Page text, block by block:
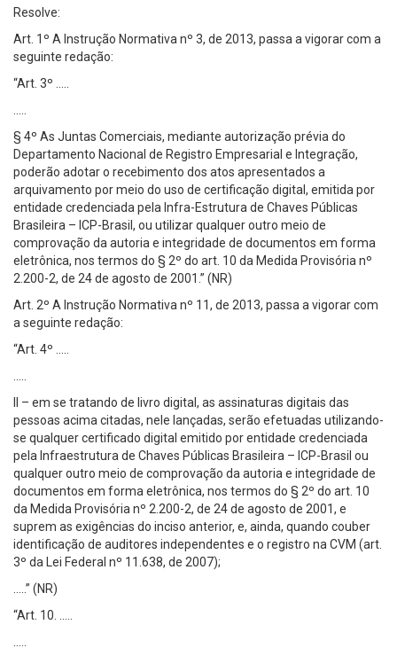
Resolve:
Art. 1º A Instrução Normativa nº 3, de 2013, passa a vigorar com a
seguinte redação:
“Art. 3º …..
§ 4º As Juntas Comerciais, mediante autorização prévia do
Departamento Nacional de Registro Empresarial e Integração,
poderão adotar o recebimento dos atos apresentados a
arquivamento por meio do uso de certificação digital, emitida por
entidade credenciada pela Infra-Estrutura de Chaves Públicas
Brasileira – ICP-Brasil, ou utilizar qualquer outro meio de
comprovação da autoria e integridade de documentos em forma
eletrônica, nos termos do § 2º do art. 10 da Medida Provisória nº
2.200-2, de 24 de agosto de 2001.” (NR)
Art. 2º A Instrução Normativa nº 11, de 2013, passa a vigorar com
a seguinte redação:
“Art. 4º …..
II – em se tratando de livro digital, as assinaturas digitais das
pessoas acima citadas, nele lançadas, serão efetuadas utilizando-
se qualquer certificado digital emitido por entidade credenciada
pela Infraestrutura de Chaves Públicas Brasileira – ICP-Brasil ou
qualquer outro meio de comprovação da autoria e integridade de
documentos em forma eletrônica, nos termos do § 2º do art. 10
da Medida Provisória nº 2.200-2, de 24 de agosto de 2001, e
suprem as exigências do inciso anterior, e, ainda, quando couber
identificação de auditores independentes e o registro na CVM (art.
3º da Lei Federal nº 11.638, de 2007);
…..” (NR)
“Art. 10. …..